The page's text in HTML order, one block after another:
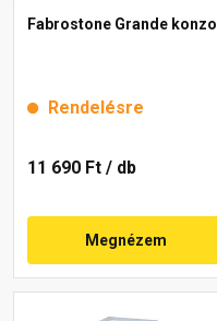
Fabrostone Grande konzol
Rendelésre
11 690 Ft / db
Megnézem